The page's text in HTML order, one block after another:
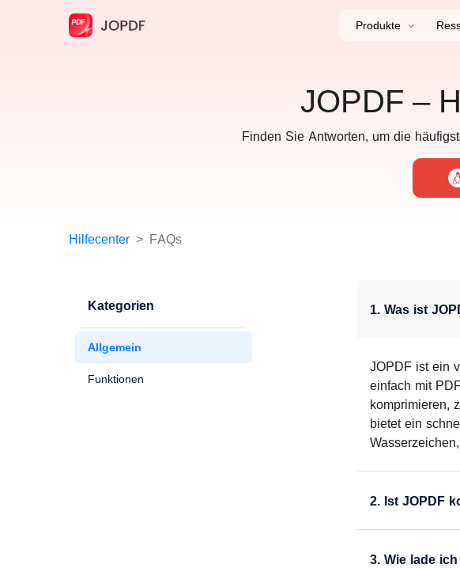
Produkte
JOPDF –
Finden Sie Antworten, um die
Hilfecenter FAQs
Kategorien
Allgemein
Funktionen
1. Was ist
JOPDF ist ein
einfach mit
komprimieren,
bietet ein
2. Ist JOPDF
3. Wie lade